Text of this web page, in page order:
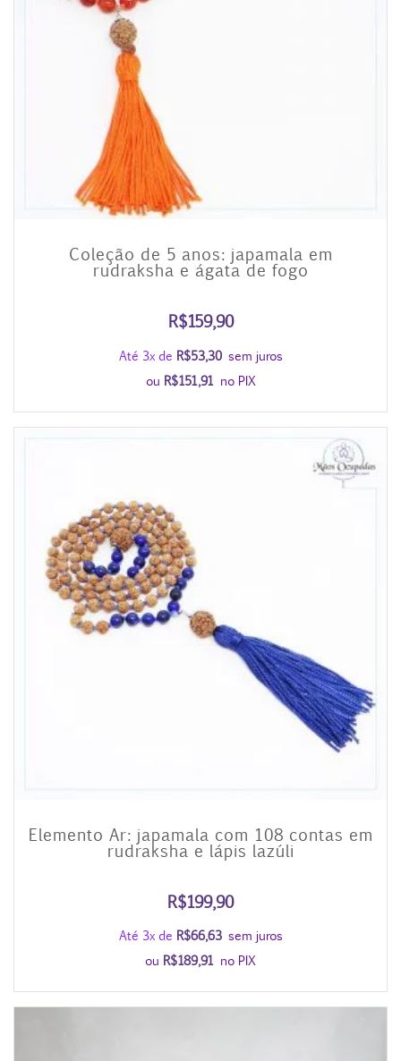
Coleção de 5 anos: japamala em
rudraksha e ágata de fogo
R$159,90
Até 3x de R$53,30 sem juros
ou R$151,91 no PIX
Elemento Ar: japamala com 108 contas em
rudraksha e lápis lazúli
R$199,90
Até 3x de R$66,63 sem juros
ou R$189,91 no PIX